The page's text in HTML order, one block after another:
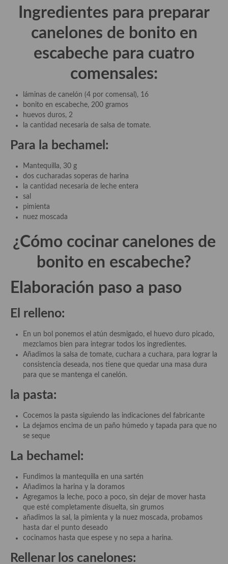
Salsas y mojos
Adobos
Aperitivos
Bocadillos, hamburguesas, sándwich, emparedados, tostas y
demás
Entrantes
Gazpachos, salmorejos, sopas y cremas frías
Pasta
Arroces Y fideuás
Cuscús
Huevos
Masas elaboradas con harina, pizzas, quiches y demás
Plato principal
Aves
Carne
Pescado y Marisco
Postres y dulces
Postres con frutas
Quesos, recetas
Salazones y encurtidos
Recetas Especiales
Recetas de Cuaresma
Recetas maridadas con los mejores AOVES
Ingredientes para preparar
canelones de bonito en
escabeche para cuatro
comensales:
láminas de canelón (4 por comensal), 16
bonito en escabeche, 200 gramos
huevos duros, 2
la cantidad necesaria de salsa de tomate.
Para la bechamel:
Mantequilla, 30 g
dos cucharadas soperas de harina
la cantidad necesaria de leche entera
sal
pimienta
nuez moscada
¿Cómo cocinar canelones de
bonito en escabeche?
Elaboración paso a paso
El relleno:
En un bol ponemos el atún desmigado, el huevo duro picado,
mezclamos bien para integrar todos los ingredientes.
Añadimos la salsa de tomate, cuchara a cuchara, para lograr la
consistencia deseada, nos tiene que quedar una masa dura
para que se mantenga el canelón.
la pasta:
Cocemos la pasta siguiendo las indicaciones del fabricante
La dejamos encima de un paño húmedo y tapada para que no
se seque
La bechamel:
Fundimos la mantequilla en una sartén
Añadimos la harina y la doramos
Agregamos la leche, poco a poco, sin dejar de mover hasta
que esté completamente disuelta, sin grumos
añadimos la sal, la pimienta y la nuez moscada, probamos
hasta dar el punto deseado
cocinamos hasta que espese y no sepa a harina.
Rellenar los canelones: